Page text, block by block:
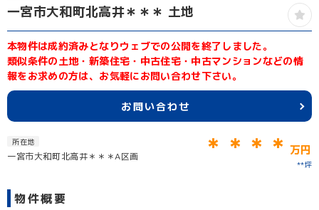
一宮市大和町北高井＊＊＊ 土地
本物件は成約済みとなりウェブでの公開を終了しました。
類似条件の土地・新築住宅・中古住宅・中古マンションなどの情
報をお求めの方は、お気軽にお問い合わせ下さい。
お問い合わせ
所在地
一宮市大和町北高井＊＊＊A区画 ＊＊＊＊ 万円
**坪
物件概要